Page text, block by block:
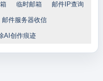
临时邮箱 邮件IP查询
邮件服务器收信
AI创作痕迹